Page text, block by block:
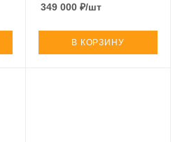
349 000₽/шт
В КОРЗИНУ